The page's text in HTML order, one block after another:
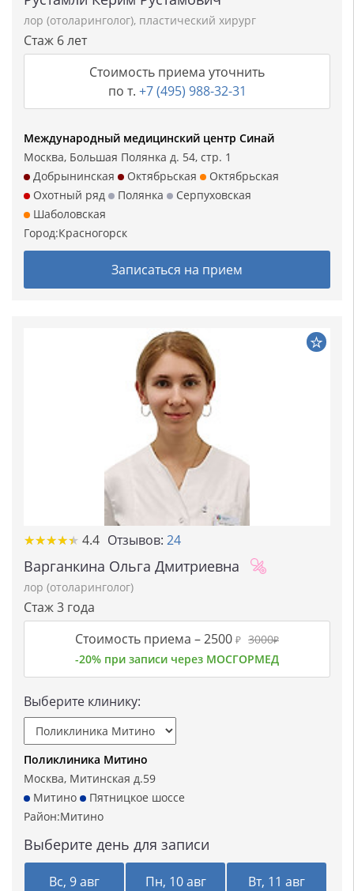
лор (отоларинголог), пластический хирург
Стаж 6 лет
Стоимость приема уточнить
по т. +7 (495) 988-32-31
Международный медицинский центр Синай
Москва, Большая Полянка д. 54, стр. 1
Добрынинская
Октябрьская
Октябрьская
Охотный ряд
Полянка
Серпуховская
Шаболовская
Город:Красногорск
Записаться на прием
★★★★★
★★★★★ 4.4 Отзывов: 24
Варганкина Ольга Дмитриевна
лор (отоларинголог)
Стаж 3 года
Стоимость приема –2500 ₽ 3000₽
-20% при записи через МОСГОРМЕД
Выберите клинику:
Поликлиника Митино
Москва, Митинская д.59
Митино
Пятницкое шоссе
Район:Митино
Выберите день для записи
Вс, 9 авг Пн, 10 авг Вт, 11 авг